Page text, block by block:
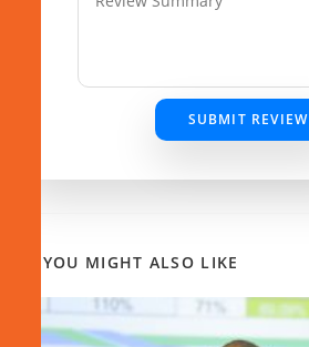
SUBMIT REVIEW
YOU MIGHT ALSO LIKE